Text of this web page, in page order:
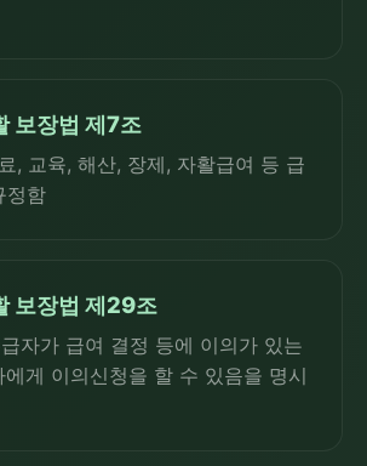
보장법 제7조
, 교육, 해산, 장제, 자활급여 등 급
정함
보장법 제29조
자가 급여 결정 등에 이의가 있는
에게 이의신청을 할 수 있음을 명시